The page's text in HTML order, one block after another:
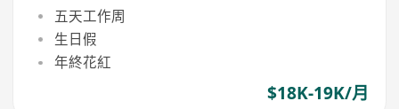
五天工作周
生日假
年終花紅
$18K-19K/月